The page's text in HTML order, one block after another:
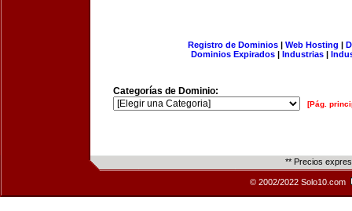
Registro de Dominios| Web Hosting |
Dominios Expirados | Industrias |
Categorías de Dominio:
[Pág.
** Precios
© 2002/2022 Solo10.com